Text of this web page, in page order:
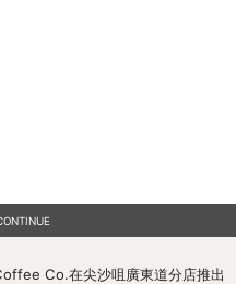
Co.在尖沙咀廣東道分店推出